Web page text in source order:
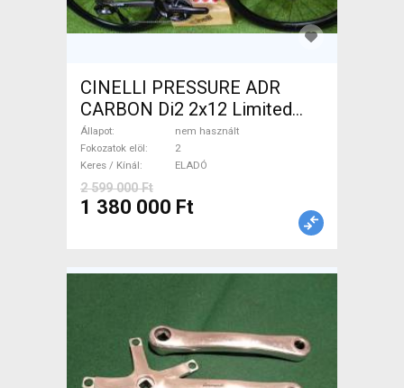
CINELLI PRESSURE ADR
CARBON Di2 2x12 Limited
1of50 0km ÚJ! Országúti
tárcsafék nem használt
ELADÓ
Állapot
nem használt
Fokozatok elöl
2
Keres / Kínál
ELADÓ
2 599 000 Ft
1 380 000 Ft